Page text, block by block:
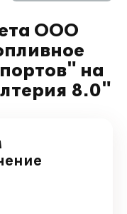
ООО
на
8.0"